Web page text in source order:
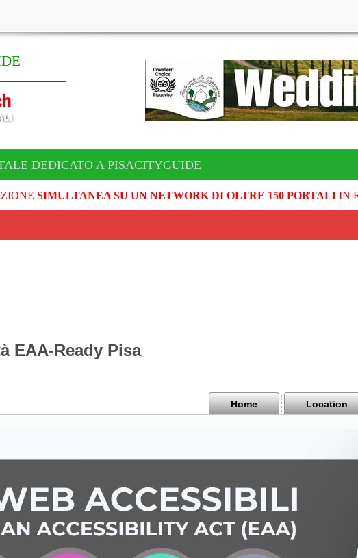
DEDICATO A PISACITYGUIDE
SIMULTANEA SU UN NETWORK DI OLTRE 150 PORTALIIN
EAA-Ready Pisa
Home Location